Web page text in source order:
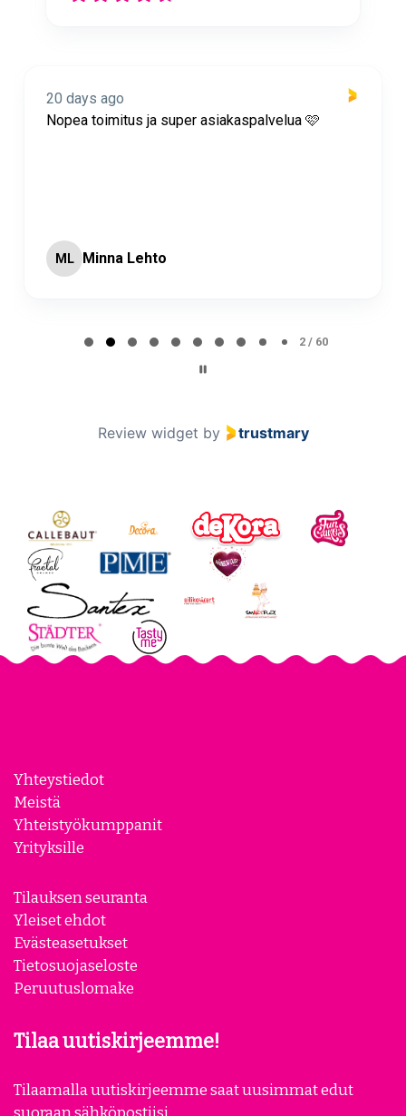
20 days ago
Nopea toimitus ja super asiakaspalvelua 🩷
ML Minna Lehto
2 / 60
Review widget by trustmary
Yhteystiedot
Meistä
Yhteistyökumppanit
Yrityksille
Tilauksen seuranta
Yleiset ehdot
Evästeasetukset
Tietosuojaseloste
Peruutuslomake
Tilaa uutiskirjeemme!
Tilaamalla uutiskirjeemme saat uusimmat edut
suoraan sähköpostiisi.